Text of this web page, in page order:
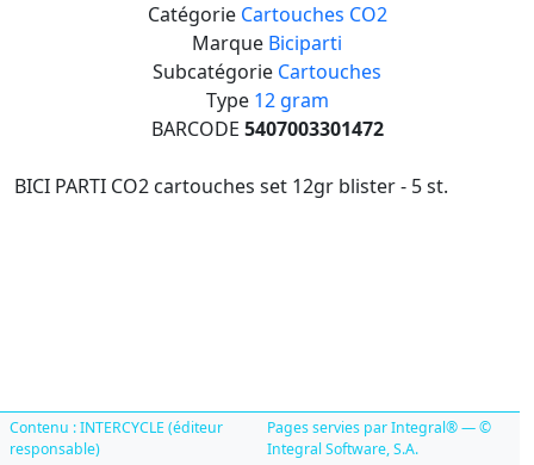
Catégorie Cartouches CO2
Marque Biciparti
Subcatégorie Cartouches
Type 12 gram
BARCODE 5407003301472
BICI PARTI CO2 cartouches set 12gr blister - 5 st.
Contenu : INTERCYCLE (éditeur
responsable)
Pages servies par Integral® — ©
Integral Software, S.A.